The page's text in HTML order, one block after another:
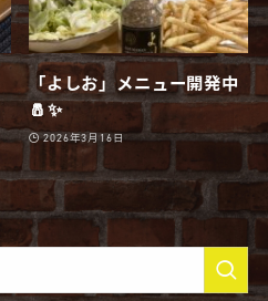
「よしお」メニュー開発中
🧂✨
2026年3月16日